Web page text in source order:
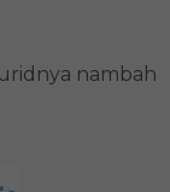
nambah